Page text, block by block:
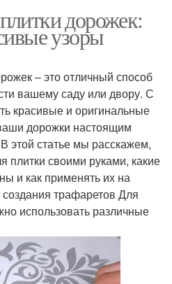
дорожек:
узоры
– это отличный способ
вашему саду или двору. С
красивые и оригинальные
дорожки настоящим
статье мы расскажем,
плитки своими руками, какие
и как применять их на
трафаретов Для
использовать различные